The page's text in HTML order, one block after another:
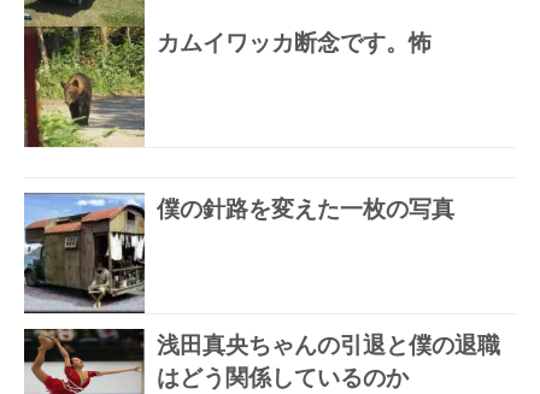
カムイワッカ断念です。怖
僕の針路を変えた一枚の写真
浅田真央ちゃんの引退と僕の退職
はどう関係しているのか